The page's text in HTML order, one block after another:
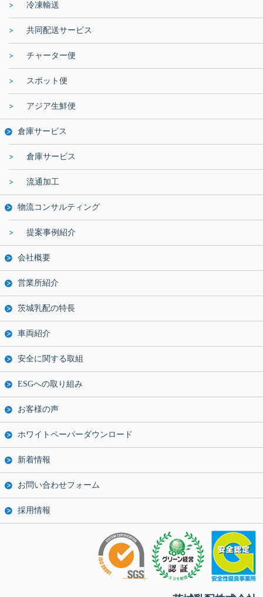
冷凍輸送
共同配送サービス
チャーター便
スポット便
アジア生鮮便
倉庫サービス
倉庫サービス
流通加工
物流コンサルティング
提案事例紹介
会社概要
営業所紹介
茨城乳配の特長
車両紹介
安全に関する取組
ESGへの取り組み
お客様の声
ホワイトペーパーダウンロード
新着情報
お問い合わせフォーム
採用情報